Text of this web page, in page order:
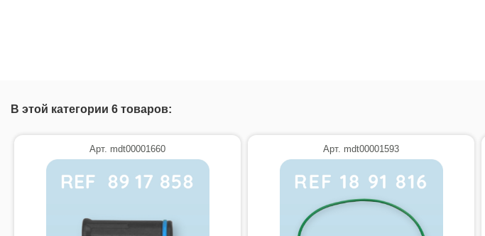
В этой категории 6 товаров:
Арт. mdt00001660 Арт. mdt00001593